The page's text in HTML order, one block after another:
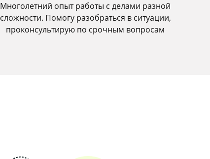
Многолетний опыт работы с делами разной
сложности. Помогу разобраться в ситуации,
проконсультирую по срочным вопросам